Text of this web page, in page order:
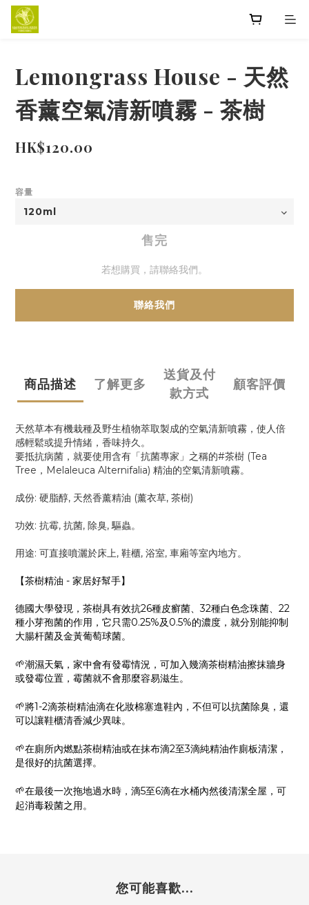
Lemongrass House - 天然
香薰空氣清新噴霧 - 茶樹
HK$120.00
容量
售完
若想購買，請聯絡我們。
聯絡我們
商品描述 了解更多
送貨及付
款方式
顧客評價
天然草本有機栽種及野生植物萃取製成的空氣清新噴霧，使人倍
感輕鬆或提升情緒，香味持久。
要抵抗病菌，就要使用含有「抗菌專家」之稱的#茶樹 (Tea
Tree，Melaleuca Alternifalia) 精油的空氣清新噴霧。
成份: 硬脂醇, 天然香薰精油 (薰衣草, 茶樹)
功效: 抗霉, 抗菌, 除臭, 驅蟲。
用途: 可直接噴灑於床上, 鞋櫃, 浴室, 車廂等室內地方。
【茶樹精油 - 家居好幫手】
德國大學發現，茶樹具有效抗26種皮癬菌、32種白色念珠菌、22
種小芽孢菌的作用，它只需0.25%及0.5%的濃度，就分別能抑制
大腸杆菌及金黃葡萄球菌。
🌱潮濕天氣，家中會有發霉情況，可加入幾滴茶樹精油擦抹牆身
或發霉位置，霉菌就不會那麼容易滋生。
🌱將1-2滴茶樹精油滴在化妝棉塞進鞋內，不但可以抗菌除臭，還
可以讓鞋櫃清香減少異味。
🌱在廁所內燃點茶樹精油或在抹布滴2至3滴純精油作廁板清潔，
是很好的抗菌選擇。
🌱在最後一次拖地過水時，滴5至6滴在水桶內然後清潔全屋 ，可
起消毒殺菌之用。
您可能喜歡...